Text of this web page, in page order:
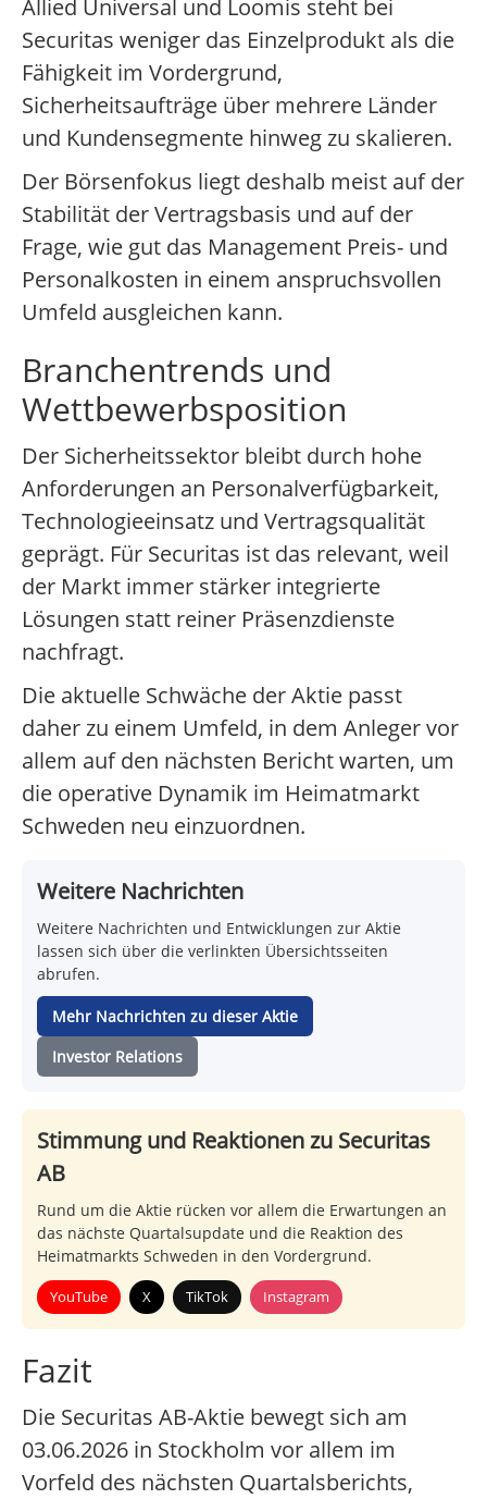
Allied Universal und Loomis steht bei
Securitas weniger das Einzelprodukt als die
Fähigkeit im Vordergrund,
Sicherheitsaufträge über mehrere Länder
und Kundensegmente hinweg zu skalieren.
Der Börsenfokus liegt deshalb meist auf der
Stabilität der Vertragsbasis und auf der
Frage, wie gut das Management Preis- und
Personalkosten in einem anspruchsvollen
Umfeld ausgleichen kann.
Branchentrends und
Wettbewerbsposition
Der Sicherheitssektor bleibt durch hohe
Anforderungen an Personalverfügbarkeit,
Technologieeinsatz und Vertragsqualität
geprägt. Für Securitas ist das relevant, weil
der Markt immer stärker integrierte
Lösungen statt reiner Präsenzdienste
nachfragt.
Die aktuelle Schwäche der Aktie passt
daher zu einem Umfeld, in dem Anleger vor
allem auf den nächsten Bericht warten, um
die operative Dynamik im Heimatmarkt
Schweden neu einzuordnen.
Weitere Nachrichten
Weitere Nachrichten und Entwicklungen zur Aktie
lassen sich über die verlinkten Übersichtsseiten
abrufen.
Mehr Nachrichten zu dieser Aktie
Investor Relations
Stimmung und Reaktionen zu Securitas
AB
Rund um die Aktie rücken vor allem die Erwartungen an
das nächste Quartalsupdate und die Reaktion des
Heimatmarkts Schweden in den Vordergrund.
YouTube X TikTok Instagram
Fazit
Die Securitas AB-Aktie bewegt sich am
03.06.2026 in Stockholm vor allem im
Vorfeld des nächsten Quartalsberichts,